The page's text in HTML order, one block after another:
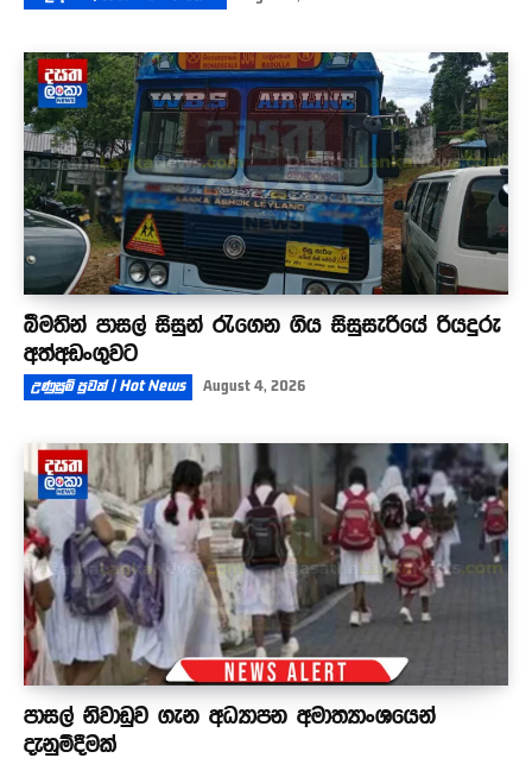
බීමතින් පාසල් සිසුන් රැගෙන ගිය සිසුසැරියේ රියදුරු
අත්අඩංගුවට
උණුසුම් පුවත් | Hot News August 4, 2026
පාසල් නිවාඩුව ගැන අධ්‍යාපන අමාත්‍යාංශයෙන්
දැනුම්දීමක්